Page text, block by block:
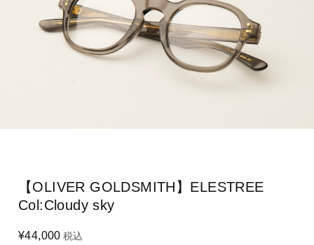
【OLIVER GOLDSMITH】ELESTREE
Col:Cloudy sky
¥44,000 税込